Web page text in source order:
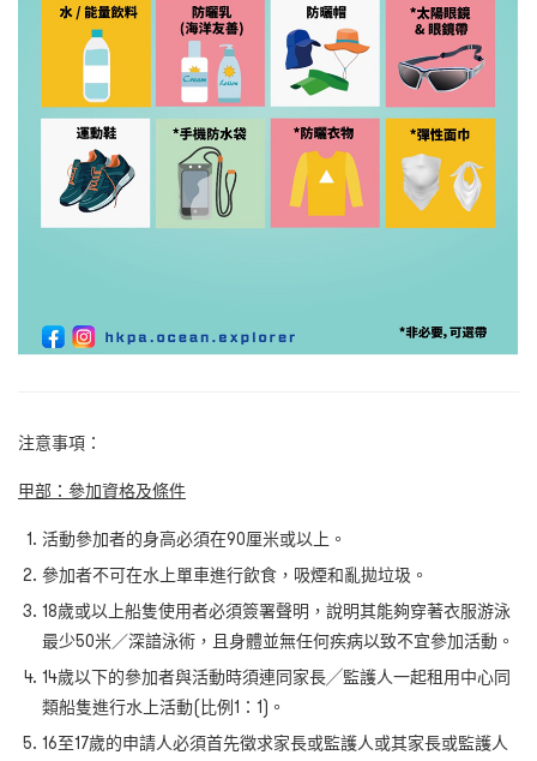
注意事項：
甲部：參加資格及條件
活動參加者的身高必須在90厘米或以上 。
參加者不可在水上單車進行飲食，吸煙和亂拋垃圾。
18歲或以上船隻使用者必須簽署聲明，說明其能夠穿著衣服游泳
最少50米／深諳泳術，且身體並無任何疾病以致不宜參加活動。
14歲以下的參加者與活動時須連同家長╱監護人一起租用中心同
類船隻進行水上活動(比例1 ： 1) 。
16至17歲的申請人必須首先徵求家長或監護人或其家長或監護人